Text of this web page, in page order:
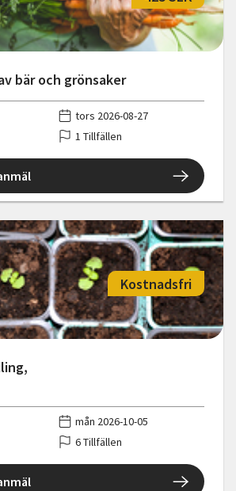
bär och grönsaker
tors 2026-08-27
1 Tillfällen
Kostnadsfri
mån 2026-10-05
6 Tillfällen